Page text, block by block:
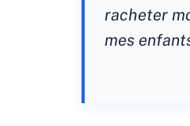
racheter
mes